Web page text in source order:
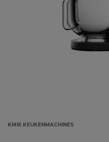
KMIX KEUKENMACHINES